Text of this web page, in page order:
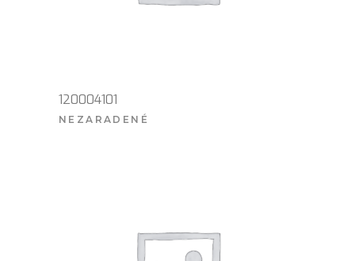
120004101
NEZARADENÉ